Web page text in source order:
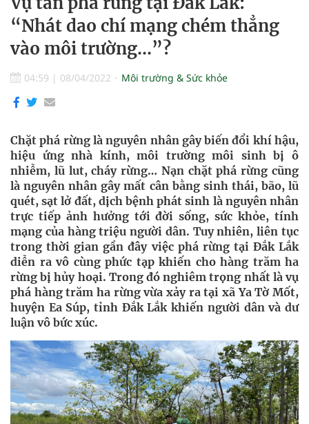
“Nhát dao chí mạng chém thẳng
vào môi trường…”?
04:59 | 08/04/2022 Môi trường & Sức khỏe
Chặt phá rừng là nguyên nhân gây biến đổi khí hậu,
hiệu ứng nhà kính, môi trường môi sinh bị ô
nhiễm, lũ lut, cháy rừng… Nạn chặt phá rừng cũng
là nguyên nhân gây mất cân bằng sinh thái, bão, lũ
quét, sạt lở đất, dịch bệnh phát sinh là nguyên nhân
trực tiếp ảnh hưởng tới đời sống, sức khỏe, tính
mạng của hàng triệu người dân. Tuy nhiên, liên tục
trong thời gian gần đây việc phá rừng tại Đắk Lắk
diễn ra vô cùng phức tạp khiến cho hàng trăm ha
rừng bị hủy hoại. Trong đó nghiêm trọng nhất là vụ
phá hàng trăm ha rừng vừa xảy ra tại xã Ya Tờ Mốt,
huyện Ea Súp, tỉnh Đắk Lắk khiến người dân và dư
luận vô bức xúc.